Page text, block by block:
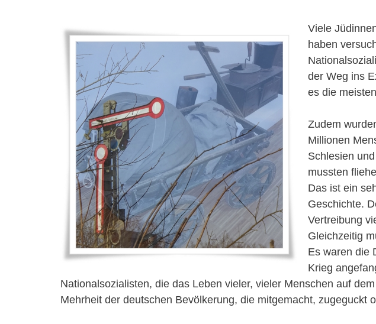
Viele
haben
der Weg ins
es die
Zudem
Millionen
Schlesien
mussten
Das ist ein
Geschichte.
Vertreibung
Gleichzeitig
Es waren die
Krieg
Nationalsozialisten, die das Leben vieler, vieler Menschen auf
Mehrheit der deutschen Bevölkerung, die mitgemacht, zugeguckt